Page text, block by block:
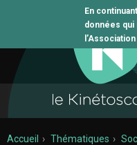
En
données
Accueil Thématiques